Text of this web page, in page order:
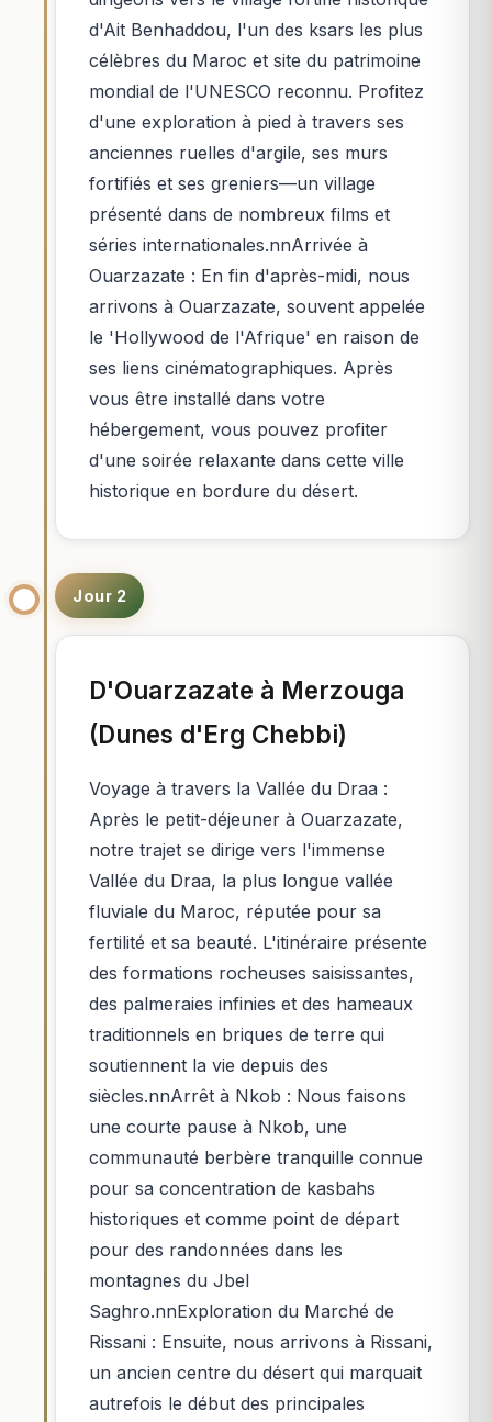
d'Ait Benhaddou, l'un des ksars les plus
célèbres du Maroc et site du patrimoine
mondial de l'UNESCO reconnu. Profitez
d'une exploration à pied à travers ses
anciennes ruelles d'argile, ses murs
fortifiés et ses greniers—un village
présenté dans de nombreux films et
séries internationales.nnArrivée à
Ouarzazate : En fin d'après-midi, nous
arrivons à Ouarzazate, souvent appelée
le 'Hollywood de l'Afrique' en raison de
ses liens cinématographiques. Après
vous être installé dans votre
hébergement, vous pouvez profiter
d'une soirée relaxante dans cette ville
historique en bordure du désert.
Jour 2
D'Ouarzazate à Merzouga
(Dunes d'Erg Chebbi)
Voyage à travers la Vallée du Draa :
Après le petit-déjeuner à Ouarzazate,
notre trajet se dirige vers l'immense
Vallée du Draa, la plus longue vallée
fluviale du Maroc, réputée pour sa
fertilité et sa beauté. L'itinéraire présente
des formations rocheuses saisissantes,
des palmeraies infinies et des hameaux
traditionnels en briques de terre qui
soutiennent la vie depuis des
siècles.nnArrêt à Nkob : Nous faisons
une courte pause à Nkob, une
communauté berbère tranquille connue
pour sa concentration de kasbahs
historiques et comme point de départ
pour des randonnées dans les
montagnes du Jbel
Saghro.nnExploration du Marché de
Rissani : Ensuite, nous arrivons à Rissani,
un ancien centre du désert qui marquait
autrefois le début des principales